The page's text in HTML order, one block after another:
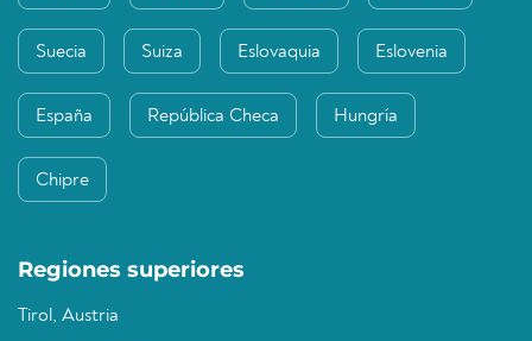
Suecia Suiza Eslovaquia Eslovenia
España República Checa Hungría
Chipre
Regiones superiores
Tirol, Austria